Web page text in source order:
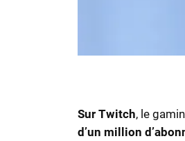
Sur Twitch, le
d’un million